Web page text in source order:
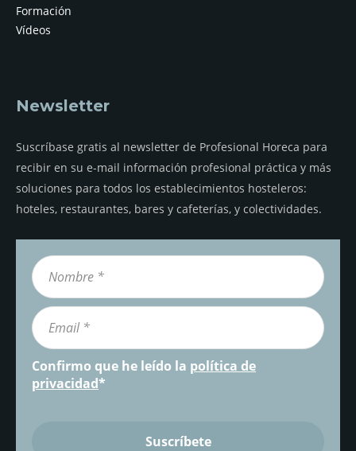
Formación
Vídeos
Newsletter
Suscríbase gratis al newsletter de Profesional Horeca para
recibir en su e-mail información profesional práctica y más
soluciones para todos los establecimientos hosteleros:
hoteles, restaurantes, bares y cafeterías, y colectividades.
Confirmo que he leído la política de
privacidad*